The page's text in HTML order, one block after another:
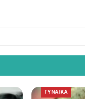
ΓΥΝΑΙΚΑ